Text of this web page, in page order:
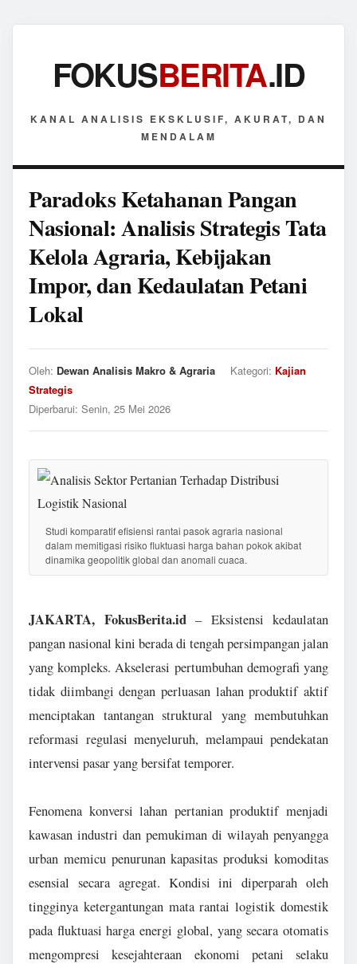
FOKUSBERITA.ID
KANAL ANALISIS EKSKLUSIF, AKURAT, DAN
MENDALAM
Paradoks Ketahanan Pangan
Nasional: Analisis Strategis Tata
Kelola Agraria, Kebijakan
Impor, dan Kedaulatan Petani
Lokal
Oleh: Dewan Analisis Makro & Agraria Kategori: Kajian
Strategis
Diperbarui: Senin, 25 Mei 2026
Studi komparatif efisiensi rantai pasok agraria nasional
dalam memitigasi risiko fluktuasi harga bahan pokok akibat
dinamika geopolitik global dan anomali cuaca.
JAKARTA, FokusBerita.id– Eksistensi kedaulatan
pangan nasional kini berada di tengah persimpangan jalan
yang kompleks. Akselerasi pertumbuhan demografi yang
tidak diimbangi dengan perluasan lahan produktif aktif
menciptakan tantangan struktural yang membutuhkan
reformasi regulasi menyeluruh, melampaui pendekatan
intervensi pasar yang bersifat temporer.
Fenomena konversi lahan pertanian produktif menjadi
kawasan industri dan pemukiman di wilayah penyangga
urban memicu penurunan kapasitas produksi komoditas
esensial secara agregat. Kondisi ini diperparah oleh
tingginya ketergantungan mata rantai logistik domestik
pada fluktuasi harga energi global, yang secara otomatis
mengompresi kesejahteraan ekonomi petani selaku